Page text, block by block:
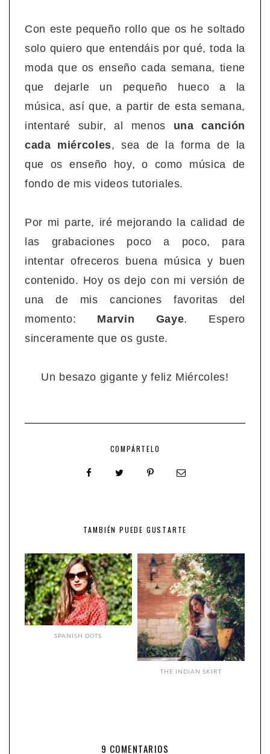
Con este pequeño rollo que os he soltado
solo quiero que entendáis por qué, toda la
moda que os enseño cada semana, tiene
que dejarle un pequeño hueco a la
música, así que, a partir de esta semana,
intentaré subir, al menos una canción
cada miércoles, sea de la forma de la
que os enseño hoy, o como música de
fondo de mis videos tutoriales.
Por mi parte, iré mejorando la calidad de
las grabaciones poco a poco, para
intentar ofreceros buena música y buen
contenido. Hoy os dejo con mi versión de
una de mis canciones favoritas del
momento: Marvin Gaye. Espero
sinceramente que os guste.
Un besazo gigante y feliz Miércoles!
COMPÁRTELO
TAMBIÉN PUEDE GUSTARTE
SPANISH DOTS
THE INDIAN SKIRT
9 COMENTARIOS